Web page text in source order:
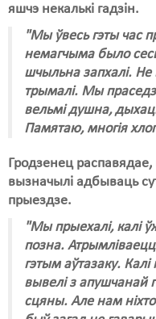
яшчэ некалькі гадзін.
"Мы ўвесь гэты час
немагчыма было
шчыльна запхалі. Не
трымалі. Мы
вельмі душна,
Памятаю, многія
Гродзенец распавядае,
вызначылі адбываць
прыездзе.
"Мы прыехалі, калі
позна.
гэтым аўтазаку.
вывелі з апушчанай
сцяны. Але нам